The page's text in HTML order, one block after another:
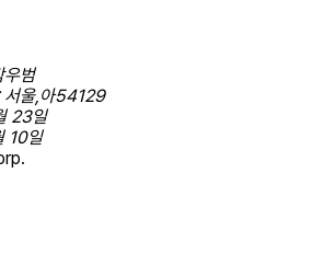
우범
서울,아54129
23일
10일